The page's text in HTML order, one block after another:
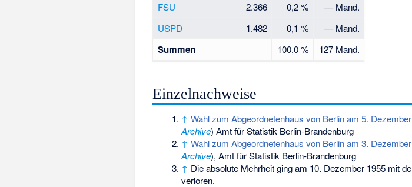
FSU
2.366 0,2 %
— Mand.
USPD
1.482 0,1 % — Mand.
Summen 100,0 % 127 Mand.
Einzelnachweise
↑ Wahl zum Abgeordnetenhaus von Berlin am 5.
Archive) Amt für Statistik Berlin-Brandenburg
↑ Wahl zum Abgeordnetenhaus von Berlin am 3.
Archive), Amt für Statistik Berlin-Brandenburg
↑ Die absolute Mehrheit ging am 10. Dezember 1955 mit
verloren.